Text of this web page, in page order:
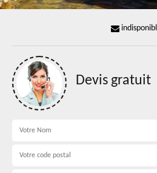
Devis gratuit